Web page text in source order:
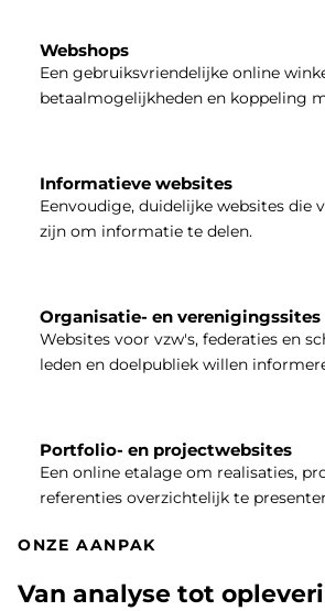
Webshops
Een gebruiksvriendelijke online
betaalmogelijkheden en koppeling
Informatieve websites
Eenvoudige, duidelijke websites die
zijn om informatie te delen.
Organisatie- en verenigingssites
Websites voor vzw's, federaties en
leden en doelpubliek willen
Portfolio- en projectwebsites
Een online etalage om realisaties,
referenties overzichtelijk te
ONZE AANPAK
Van analyse tot